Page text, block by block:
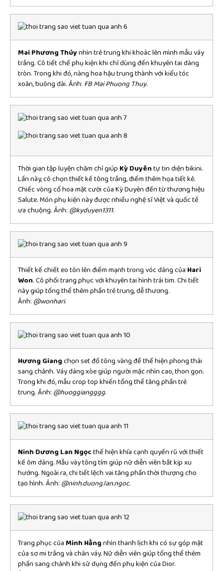
Mai Phương Thúynhìn trẻ trung khi khoác lên mình mẫu váy
trắng. Cô tiết chế phụ kiện khi chỉ dùng đến khuyên tai dáng
tròn. Trong khi đó, nàng hoa hậu trung thành với kiểu tóc
xoăn, buông dài. Ảnh: FB Mai Phuong Thuy.
Thời gian tập luyện chăm chỉ giúp Kỳ Duyêntự tin diện bikini.
Lần này, cô chọn thiết kế tông trắng, điểm thêm họa tiết kẻ.
Chiếc vòng cổ hoa mặt cười của Kỳ Duyên đến từ thương hiệu
Salute. Món phụ kiện này được nhiều nghệ sĩ Việt và quốc tế
ưa chuộng. Ảnh: @kyduyen1311.
Thiết kế chiết eo tôn lên điểm mạnh trong vóc dáng của Hari
Won. Cô phối trang phục với khuyên tai hình trái tim. Chi tiết
này giúp tổng thể thêm phần trẻ trung, dễ thương.
Ảnh: @wonhari.
Hương Giangchọn set đồ tông vàng để thể hiện phong thái
sang chảnh. Váy dáng xòe giúp người mặc nhìn cao, thon gọn.
Trong khi đó, mẫu crop top khiến tổng thể tăng phần trẻ
trung. Ảnh: @huoggiangggg.
Ninh Dương Lan Ngọcthể hiện khía cạnh quyến rũ với thiết
kế ôm dáng. Mẫu váy tông tím giúp nữ diễn viên bắt kịp xu
hướng. Ngoài ra, chi tiết lệch vai tăng phần thời thượng cho
tạo hình. Ảnh: @ninh.duong.lan.ngoc.
Trang phục của Minh Hằngnhìn thanh lịch khi có sự góp mặt
của sơ mi trắng và chân váy. Nữ diễn viên giúp tổng thể thêm
phần sang chảnh khi sử dụng đến phụ kiện của Dior.